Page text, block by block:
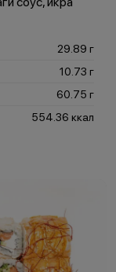
29.89 г
10.73 г
60.75 г
554.36 ккал